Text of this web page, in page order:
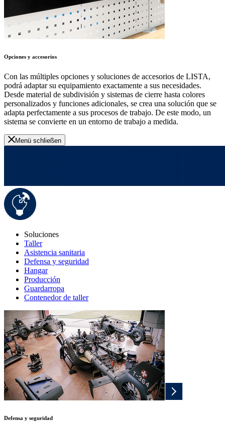
Opciones y accesorios
Con las múltiples opciones y soluciones de accesorios de LISTA,
podrá adaptar su equipamiento exactamente a sus necesidades.
Desde material de subdivisión y sistemas de cierre hasta colores
personalizados y funciones adicionales, se crea una solución que se
adapta perfectamente a sus procesos de trabajo. De este modo, un
sistema se convierte en un entorno de trabajo a medida.
Menü schließen
Soluciones
Taller
Asistencia sanitaria
Defensa y seguridad
Hangar
Producción
Guardarropa
Contenedor de taller
Defensa y seguridad